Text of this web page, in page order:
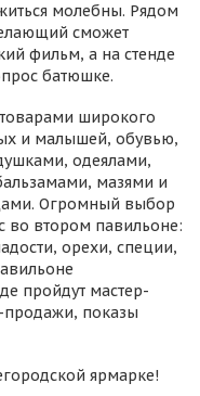
молебны. Рядом
сможет
фильм, а на стенде
батюшке.
широкого
и малышей, обувью,
одеялами,
мазями и
Огромный выбор
во втором павильоне:
орехи, специи,
пройдут мастер-
продажи, показы
ярмарке!